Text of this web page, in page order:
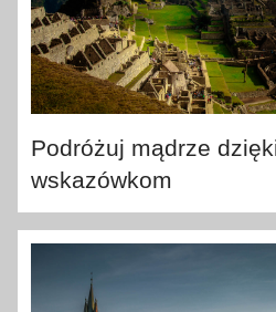
Podróżuj mądrze
wskazówkom